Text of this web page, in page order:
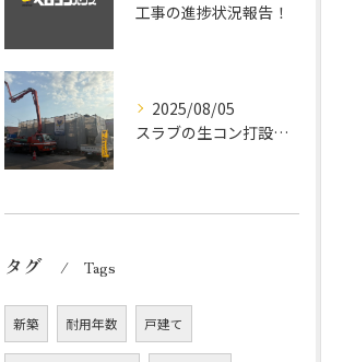
工事の進捗状況報告！
2025/08/05
スラブの生コン打設完了しました！
タグ Tags
新築 耐用年数 戸建て